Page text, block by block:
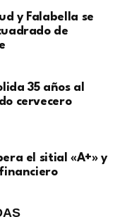
y Falabella se
de
35 años al
cervecero
el sitial «A+» y